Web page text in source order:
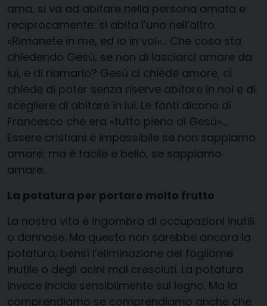
ama, si va ad abitare nella persona amata e
reciprocamente: si abita l’uno nell’altro.
«Rimanete in me, ed io in voi»… Che cosa sta
chiedendo Gesù, se non di lasciarci amare da
lui, e di riamarlo? Gesù ci chiede amore, ci
chiede di poter senza riserve abitare in noi e di
scegliere di abitare in lui. Le fonti dicono di
Francesco che era «tutto pieno di Gesù»…
Essere cristiani è impossibile se non sappiamo
amare; ma è facile e bello, se sappiamo
amare.
La potatura per portare molto frutto
La nostra vita è ingombra di occupazioni inutili
o dannose. Ma questo non sarebbe ancora la
potatura, bensì l’eliminazione del fogliame
inutile o degli acini mal cresciuti. La potatura
invece incide sensibilmente sul legno. Ma la
comprendiamo se comprendiamo anche che